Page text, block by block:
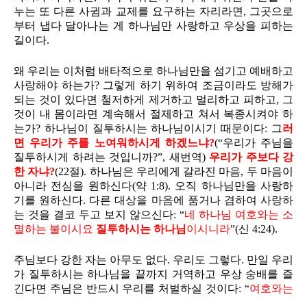
누는 또 다른 사귐과 교제를 요구하는 자리라면, 그곳으로
부터 냅다 달아나는 게 하나님만 사랑하고 우상을 피하는
길이다.
왜 우리는 이처럼 배타적으로 하나님만을 섬기고 예배하고
사랑해야 하는가? 그렇게 하기 위하여 조금이라도 방해가
되는 것이 있다면 철저하게 제거하고 멀리하고 피하고, 그
것이 내 몸이라면 계속해서 절제하고 쳐서 복종시켜야 하
는가? 하나님이 질투하시는 하나님이시기 때문이다: 그러
면 우리가 주를 노여워하시게 하겠느냐?(“우리가 주님을
질투하시게 하려는 것입니까?”, 새번역) 우리가 주보다 강
한 자냐?(22절). 하나님은 우리에게 갈라진 마음, 두 마음이
아니라 전심을 원하신다(약 1:8). 오직 하나님만을 사랑하
기를 원하신다. 다른 대상을 마음에 품거나 겸하여 사랑하
는 것을 결코 두고 보지 않으신다: “네 하나님 여호와는 소
멸하는 불이시요 질투하시는 하나님이시니라”(신 4:24).
주님보다 강한 자는 아무도 없다. 우리도 그렇다. 만일 우리
가 질투하시는 하나님을 끝까지 거역하고 우상 숭배를 즐
긴다면 주님은 반드시 우리를 처벌하실 것이다: “여호와는